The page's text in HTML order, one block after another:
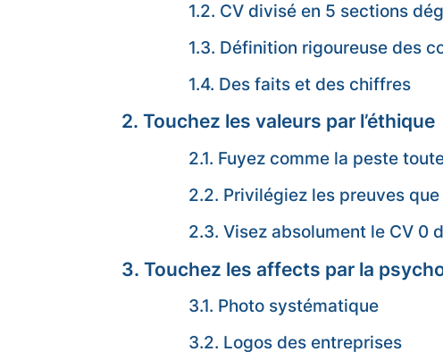
1.2. CV divisé en 5 sections
1.3. Définition rigoureuse des
1.4. Des faits et des chiffres
2. Touchez les valeurs par l’éthique
2.1. Fuyez comme la peste
2.2. Privilégiez les preuves
2.3. Visez absolument le CV 0
3. Touchez les affects par la
3.1. Photo systématique
3.2. Logos des entreprises